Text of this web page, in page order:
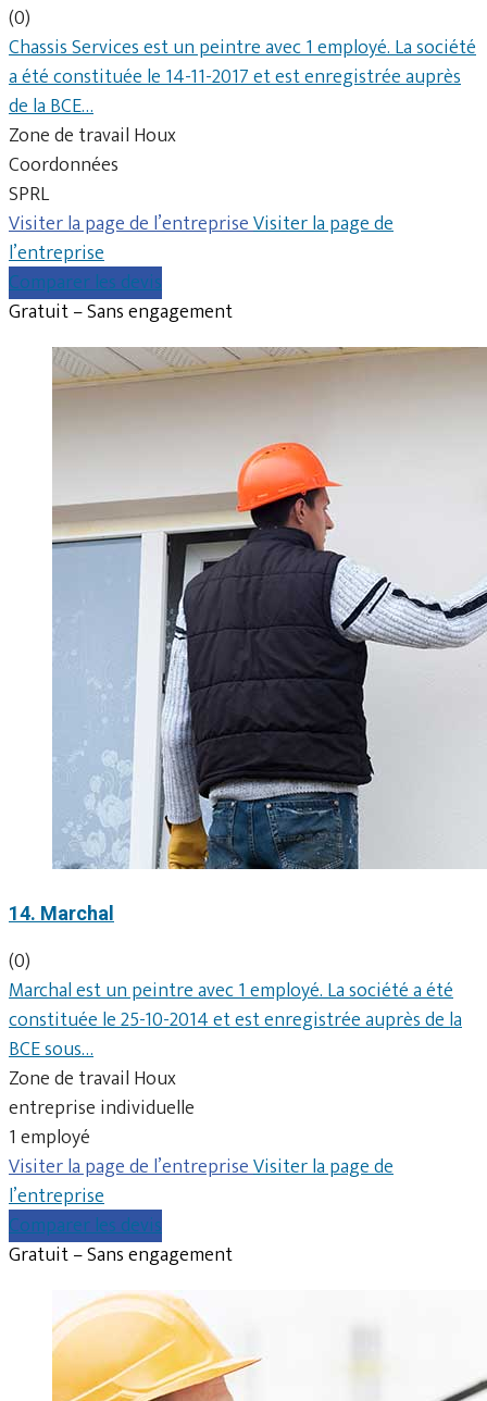
(0)
Chassis Services est un peintre avec 1 employé. La société
a été constituée le 14-11-2017 et est enregistrée auprès
de la BCE…
Zone de travail Houx
Coordonnées
SPRL
Visiter la page de l’entrepriseVisiter la page de
l’entreprise
Comparer les devis
Gratuit – Sans engagement
14. Marchal
(0)
Marchal est un peintre avec 1 employé. La société a été
constituée le 25-10-2014 et est enregistrée auprès de la
BCE sous…
Zone de travail Houx
entreprise individuelle
1 employé
Visiter la page de l’entrepriseVisiter la page de
l’entreprise
Comparer les devis
Gratuit – Sans engagement